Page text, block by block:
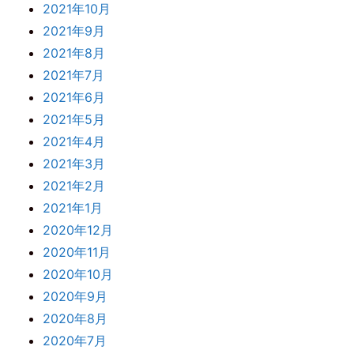
2021年10月
2021年9月
2021年8月
2021年7月
2021年6月
2021年5月
2021年4月
2021年3月
2021年2月
2021年1月
2020年12月
2020年11月
2020年10月
2020年9月
2020年8月
2020年7月